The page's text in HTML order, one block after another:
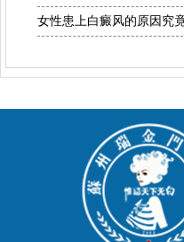
女性患上白癜风的原因究